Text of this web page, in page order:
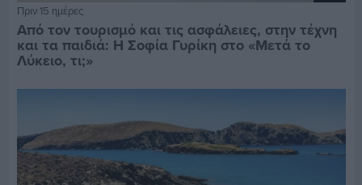
Πριν 15 ημέρες
Από τον τουρισμό και τις ασφάλειες, στην τέχνη
και τα παιδιά: Η Σοφία Γυρίκη στο «Μετά το
Λύκειο, τι;»